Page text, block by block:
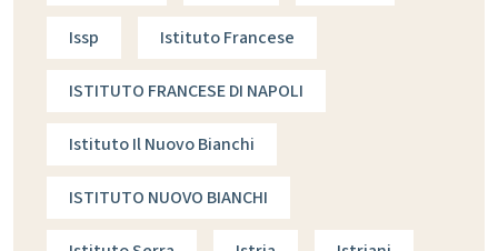
Issp Istituto Francese
ISTITUTO FRANCESE DI NAPOLI
Istituto Il Nuovo Bianchi
ISTITUTO NUOVO BIANCHI